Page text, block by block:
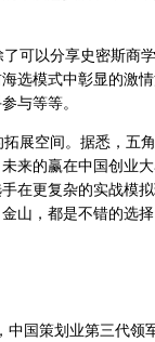
可以分享史密斯商
选模式中彰显的激
与等等。
展空间。据悉，五
来的赢在中国创业
在更复杂的实战模
山，都是不错的选
国策划业第三代领